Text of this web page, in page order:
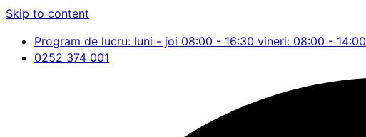
Skip to content
Program de lucru: luni - joi 08:00 - 16:30 vineri: 08:00 - 14:00
0252 374 001